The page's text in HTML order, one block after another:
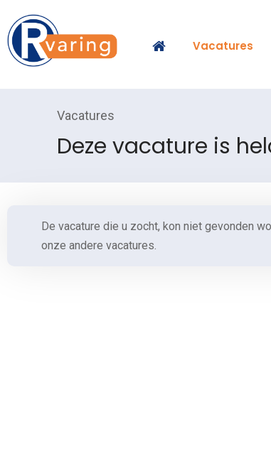
Vacatures
Vacatures
Deze vacature is
De vacature die u zocht, kon niet gevonden
onze andere vacatures.